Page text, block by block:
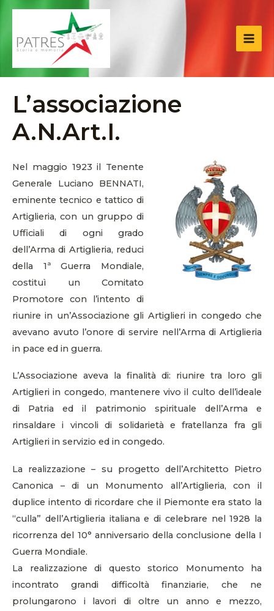
Vai
contenuto
L’associazione
A.N.Art.I.
Nel maggio 1923 il Tenente
Generale Luciano BENNATI,
eminente tecnico e tattico di
Artiglieria, con un gruppo di
Ufficiali di ogni grado
dell’Arma di Artiglieria, reduci
della 1ª Guerra Mondiale,
costituì un Comitato
Promotore con l’intento di
riunire in un’Associazione gli Artiglieri in congedo che
avevano avuto l’onore di servire nell’Arma di Artiglieria
in pace ed in guerra.
L’Associazione aveva la finalità di: riunire tra loro gli
Artiglieri in congedo, mantenere vivo il culto dell’ideale
di Patria ed il patrimonio spirituale dell’Arma e
rinsaldare i vincoli di solidarietà e fratellanza fra gli
Artiglieri in servizio ed in congedo.
La realizzazione – su progetto dell’Architetto Pietro
Canonica – di un Monumento all’Artiglieria, con il
duplice intento di ricordare che il Piemonte era stato la
“culla” dell’Artiglieria italiana e di celebrare nel 1928 la
ricorrenza del 10° anniversario della conclusione della I
Guerra Mondiale.
La realizzazione di questo storico Monumento ha
incontrato grandi difficoltà finanziarie, che ne
prolungarono i lavori di oltre un anno e mezzo,